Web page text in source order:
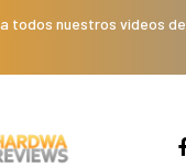
todos nuestros videos de